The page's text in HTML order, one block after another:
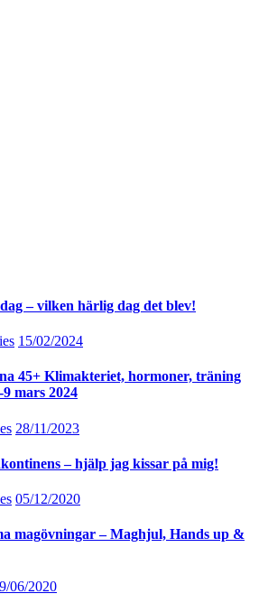
– vilken härlig dag det blev!
15/02/2024
45+ Klimakteriet, hormoner, träning
mars 2024
28/11/2023
– hjälp jag kissar på mig!
05/12/2020
magövningar – Maghjul, Hands up &
06/2020